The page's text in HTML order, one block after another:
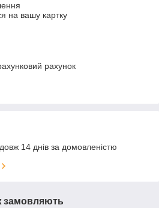
на вашу картку
рахунок
14 днів за домовленістю
замовляють